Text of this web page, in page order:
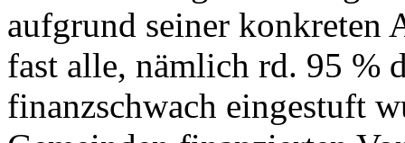
aufgrund seiner konkreten
fast alle, nämlich rd. 95 %
finanzschwach eingestuft